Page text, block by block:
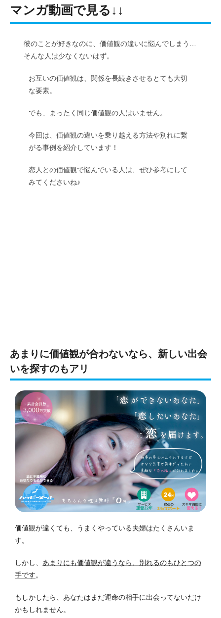
マンガ動画で見る↓↓
彼のことが好きなのに、価値観の違いに悩んでしまう…
そんな人は少なくないはず。
お互いの価値観は、関係を長続きさせるとても大切
な要素。
でも、まったく同じ価値観の人はいません。
今回は、価値観の違いを乗り越える方法や別れに繋
がる事例を紹介しています！
恋人との価値観で悩んでいる人は、ぜひ参考にして
みてくださいね♪
あまりに価値観が合わないなら、新しい出会
いを探すのもアリ
価値観が違くても、うまくやっている夫婦はたくさんいま
す。
しかし、 あまりにも価値観が違うなら、別れるのもひとつの
手です。
もしかしたら、あなたはまだ運命の相手に出会ってないだけ
かもしれません。